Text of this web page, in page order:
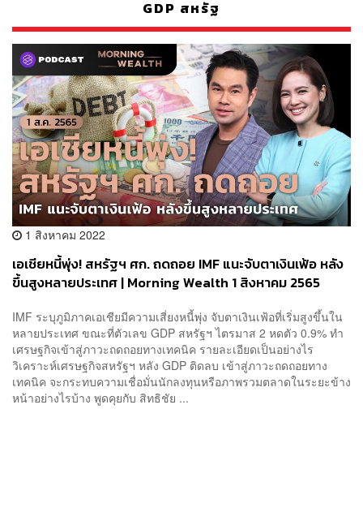
GDP สหรัฐ
1 สิงหาคม 2022
เอเชียหนี้พุ่ง! สหรัฐฯ ศก. ถดถอย IMF แนะจับตาเงินเฟ้อ หลัง
ขึ้นสูงหลายประเทศ | Morning Wealth 1 สิงหาคม 2565
IMF ระบุภูมิภาคเอเชียมีความเสี่ยงหนี้พุ่ง จับตาเงินเฟ้อที่เริ่มสูงขึ้นใน
หลายประเทศ ขณะที่ตัวเลข GDP สหรัฐฯ ไตรมาส 2 หดตัว 0.9% ทำ
เศรษฐกิจเข้าสู่ภาวะถดถอยทางเทคนิค รายละเอียดเป็นอย่างไร
วิเคราะห์เศรษฐกิจสหรัฐฯ หลัง GDP ติดลบ เข้าสู่ภาวะถดถอยทาง
เทคนิค จะกระทบความเชื่อมั่นนักลงทุนหรือภาพรวมตลาดในระยะข้าง
หน้าอย่างไรบ้าง พูดคุยกับ สิทธิชัย ...